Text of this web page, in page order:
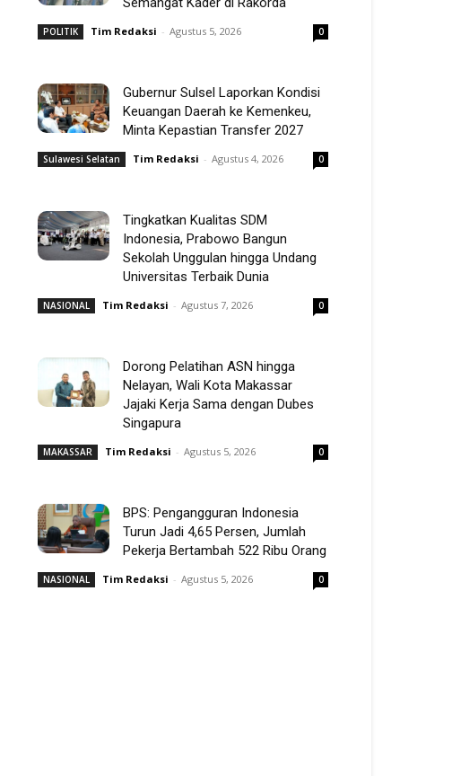
POLITIK Tim Redaksi - Agustus 5, 2026 0
Gubernur Sulsel Laporkan Kondisi
Keuangan Daerah ke Kemenkeu,
Minta Kepastian Transfer 2027
Sulawesi Selatan Tim Redaksi - Agustus 4, 2026 0
Tingkatkan Kualitas SDM
Indonesia, Prabowo Bangun
Sekolah Unggulan hingga Undang
Universitas Terbaik Dunia
NASIONAL Tim Redaksi - Agustus 7, 2026 0
Dorong Pelatihan ASN hingga
Nelayan, Wali Kota Makassar
Jajaki Kerja Sama dengan Dubes
Singapura
MAKASSAR Tim Redaksi - Agustus 5, 2026 0
BPS: Pengangguran Indonesia
Turun Jadi 4,65 Persen, Jumlah
Pekerja Bertambah 522 Ribu Orang
NASIONAL Tim Redaksi - Agustus 5, 2026 0